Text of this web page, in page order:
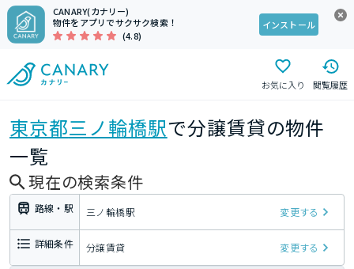
CANARY(カナリー)
物件をアプリでサクサク検索！
(4.8)
インストール
お気に入り 閲覧履歴
東京都三ノ輪橋駅で分譲賃貸の物件
一覧
現在の検索条件
路線・駅 三ノ輪橋駅 変更する
詳細条件 分譲賃貸 変更する